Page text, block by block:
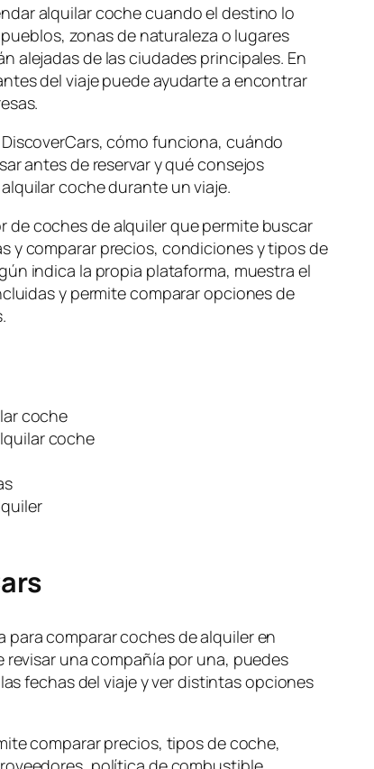
alquilar coche cuando el destino lo
zonas de naturaleza o lugares
alejadas de las ciudades principales. En
del viaje puede ayudarte a encontrar
cómo funciona, cuándo
antes de reservar y qué consejos
coche durante un viaje.
de coches de alquiler que permite buscar
y comparar precios, condiciones y tipos de
indica la propia plataforma, muestra el
y permite comparar opciones de
coche
coche
para comparar coches de alquiler en
una compañía por una, puedes
fechas del viaje y ver distintas opciones
comparar precios, tipos de coche,